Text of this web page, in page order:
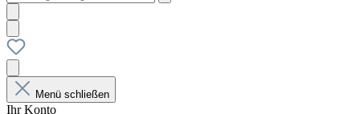
Menü schließen
Ihr Konto